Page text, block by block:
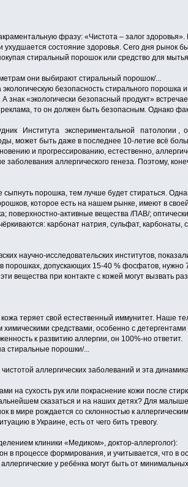
фразу: «Чистота – залог
ухудшается состояние здоровья. Сего дня рынок
стиральный порошок или средство для
они выбирают стиральный порошок/...
безопасность стирального порошка
знак «экологически безопасный продукт»
то он должен быть безопасным. Однако
Института экспериментальной патологии
может быть даже в последнее 10-летие всё
и прогрессированию, естественно,
аллергического генеза. Поэтому,
порошка, тем лучше будет стираться.
которое есть на нашем рынке, имеют в
активные вещества /ПАВ/;
карбонат натрия, сульфат,
научно-исследовательских институтов,
порошках, допускающих 15-40 % фосфатов, нужно
вещества при контакте с кожей могут вызвать
теряет свой естественный иммунитет. Наше
химическими средствами, особенно с
к развитию аллергии, он 100%-но ответит.
стиральные порошки/...
чистотой аллергических заболеваний и эта
на сухость рук или покраснение кожи после
сказаться и на наших детях? Для
в мире рождается со склонностью к
в Украине, есть от чего бить тревогу.
клиники «Медиком», доктор-аллерголог):
в процессе формирования, и учитывается, что в
у ребёнка могут быть от